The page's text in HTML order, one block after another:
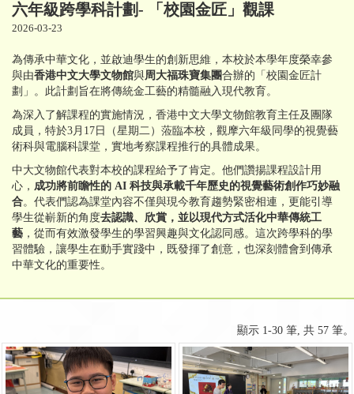
六年級跨學科計劃- 「校園金匠」觀課
2026-03-23
為傳承中華文化，並啟迪學生的創新思維，本校於本學年度榮幸參
與由香港中文大學文物館與周大福珠寶集團合辦的「校園金匠計
劃」。此計劃旨在將傳統金工藝的精髓融入現代教育。
為深入了解課程的實施情況，香港中文大學文物館教育主任及團隊
成員，特於3月17日（星期二）蒞臨本校，觀摩六年級同學的視覺藝
術科與電腦科課堂，實地考察課程推行的具體成果。
中大文物館代表對本校的課程給予了肯定。他們讚揚課程設計用
心， 成功將前瞻性的 AI 科技與承載千年歷史的視覺藝術創作巧妙融
合。代表們認為課堂內容不僅與現今教育趨勢緊密相連，更能引導
學生從嶄新的角度去認識、欣賞，並以現代方式活化中華傳統工
藝 ，從而有效激發學生的學習興趣與文化認同感。這次跨學科的學
習體驗，讓學生在動手實踐中，既發揮了創意，也深刻體會到傳承
中華文化的重要性。
顯示 1-30 筆, 共 57 筆。